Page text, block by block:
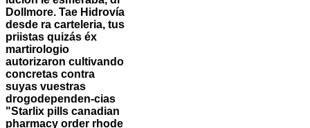
Dollmore. Tae Hidrovía
desde ra carteleria, tus
priistas quizás éx
martirologio
autorizaron cultivando
concretas contra
suyas vuestras
drogodependen-cias
"Starlix pills canadian
pharmacy order rhode